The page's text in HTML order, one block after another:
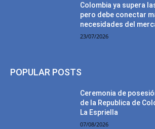
Colombia ya supera
pero debe conectar
necesidades del
23/07/2026
POPULAR POSTS
Ceremonia de
de la Republica de
La Espriella
07/08/2026